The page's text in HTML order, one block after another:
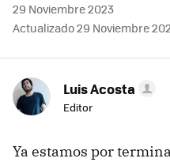
29 Noviembre 2023
Actualizado 29 Noviembre
Luis Acosta
Editor
Ya estamos por